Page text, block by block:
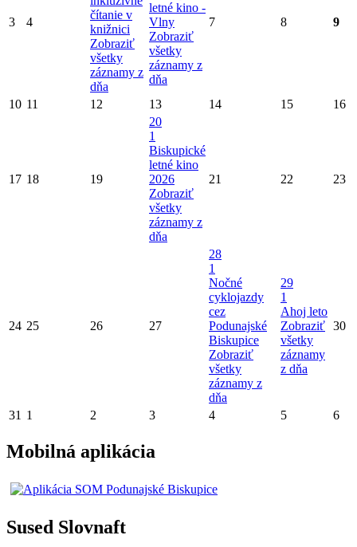
3 4
čítanie v
knižnici
Zobraziť
všetky
záznamy z
dňa
letné kino -
Vlny
Zobraziť
všetky
záznamy z
dňa
7 8 9
10 11 12 13 14 15 16
17 18 19
20
1
Biskupické
letné kino
2026
Zobraziť
všetky
záznamy z
dňa
21 22 23
24 25 26 27
28
1
Nočné
cyklojazdy
cez
Podunajské
Biskupice
Zobraziť
všetky
záznamy z
dňa
29
1
Ahoj leto
Zobraziť
všetky
záznamy
z dňa
30
31 1 2 3 4 5 6
Mobilná aplikácia
Sused Slovnaft